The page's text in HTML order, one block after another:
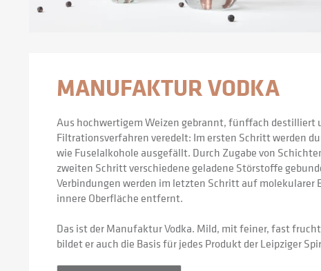
MANUFAKTUR VODKA
Aus hochwertigem Weizen gebrannt, fünffach destilliert
Filtrationsverfahren veredelt: Im ersten Schritt werden
wie Fuselalkohole ausgefällt. Durch Zugabe von
zweiten Schritt verschiedene geladene Störstoffe
Verbindungen werden im letzten Schritt auf molekularer
innere Oberfläche entfernt.
Das ist der Manufaktur Vodka. Mild, mit feiner, fast
bildet er auch die Basis für jedes Produkt der Leipziger